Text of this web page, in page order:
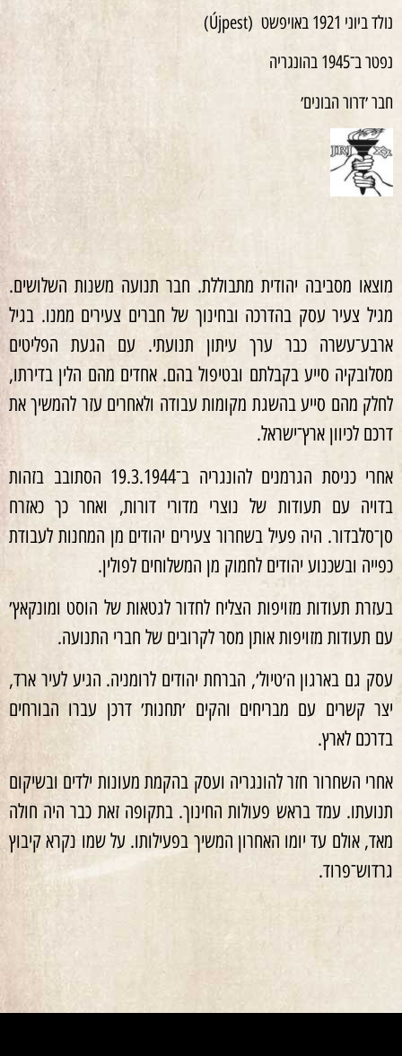
נולד ביוני 1921 באויפשט (Újpest)
נפטר ב־1945 בהונגריה
חבר ׳דרור הבונים׳
מוצאו מסביבה יהודית מתבוללת. חבר תנועה משנות השלושים.
מגיל צעיר עסק בהדרכה ובחינוך של חברים צעירים ממנו. בגיל
ארבע־עשרה כבר ערך עיתון תנועתי. עם הגעת הפליטים
מסלובקיה סייע בקבלתם ובטיפול בהם. אחדים מהם הלין בדירתו,
לחלק מהם סייע בהשגת מקומות עבודה ולאחרים עזר להמשיך את
דרכם לכיוון ארץ־ישראל.
אחרי כניסת הגרמנים להונגריה ב־19.3.1944 הסתובב בזהות
בדויה עם תעודות של נוצרי מדורי דורות, ואחר כך כאזרח
סן־סלבדור. היה פעיל בשחרור צעירים יהודים מן המחנות לעבודת
כפייה ובשכנוע יהודים לחמוק מן המשלוחים לפולין.
בעזרת תעודות מזויפות הצליח לחדור לגטאות של הוסט ומונקאץ׳
עם תעודות מזויפות אותן מסר לקרובים של חברי התנועה.
עסק גם בארגון ה׳טיול׳, הברחת יהודים לרומניה. הגיע לעיר ארד,
יצר קשרים עם מבריחים והקים ׳תחנות׳ דרכן עברו הבורחים
בדרכם לארץ.
אחרי השחרור חזר להונגריה ועסק בהקמת מעונות ילדים ובשיקום
תנועתו. עמד בראש פעולות החינוך. בתקופה זאת כבר היה חולה
מאד, אולם עד יומו האחרון המשיך בפעילותו. על שמו נקרא קיבוץ
גרדוש־פרוד.